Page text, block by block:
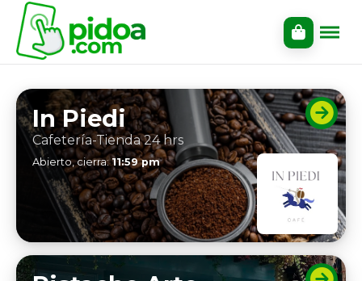
In Piedi
Cafetería-Tienda 24 hrs
Abierto, cierra:11:59 pm